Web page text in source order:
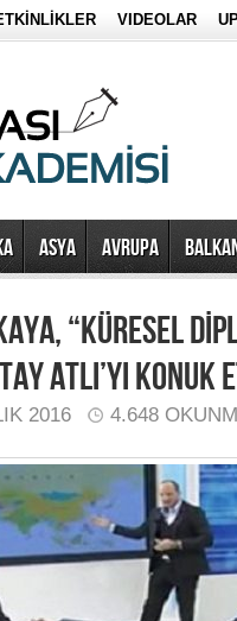
VIDEOLAR
ASYA AVRUPA
“KÜRESEL
ATLI’YI KONUK
2016 4.648